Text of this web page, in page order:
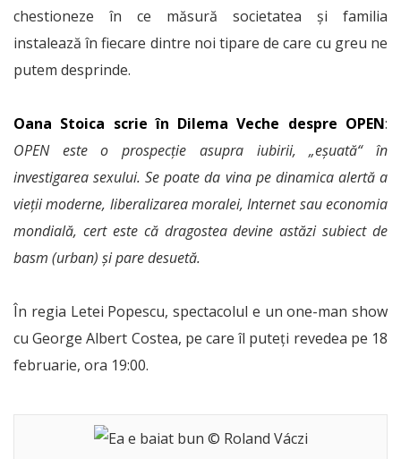
chestioneze în ce măsură societatea și familia
instalează în fiecare dintre noi tipare de care cu greu ne
putem desprinde.
Oana Stoica scrie în Dilema Veche despre OPEN:
OPEN
este o prospecţie asupra iubirii, „eşuată“ în
investigarea sexului. Se poate da vina pe dinamica alertă a
vieţii moderne, liberalizarea moralei, Internet sau economia
mondială, cert este că dragostea devine astăzi subiect de
basm (urban) şi pare desuetă.
În regia Letei Popescu, spectacolul e un one-man show
cu George Albert Costea, pe care îl puteți revedea pe 18
februarie, ora 19:00.